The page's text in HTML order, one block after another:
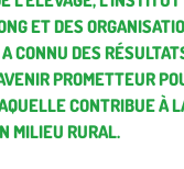
ET DES
CONNU DES
PROMETTEUR
CONTRIBUE À
MILIEU RURAL.